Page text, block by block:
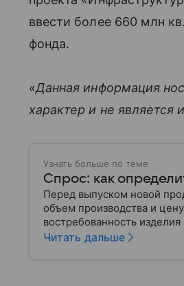
ввести более 660 млн
фонда.
«Данная информация
характер и не является
Узнать больше по теме
Спрос: как
Перед выпуском новой
объем производства и
востребованность
Читать дальше